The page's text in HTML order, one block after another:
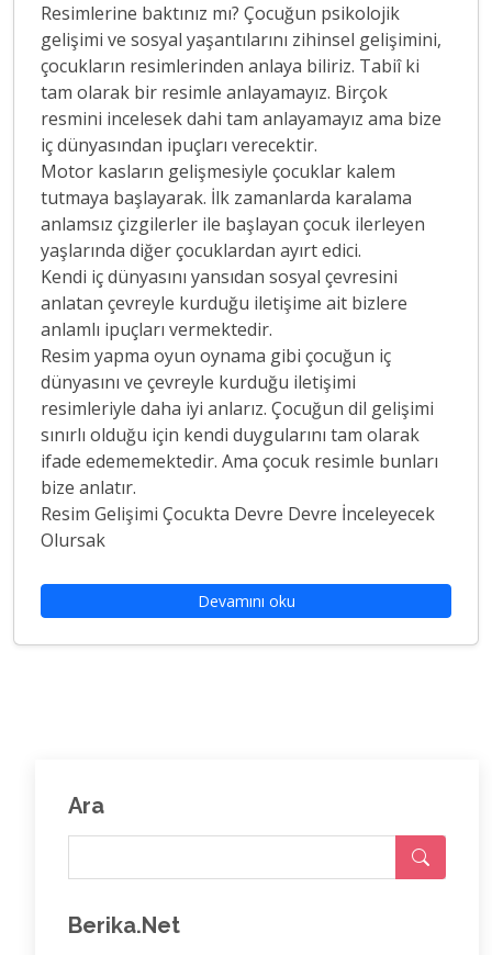
Resimlerine baktınız mı? Çocuğun psikolojik
gelişimi ve sosyal yaşantılarını zihinsel gelişimini,
çocukların resimlerinden anlaya biliriz. Tabiî ki
tam olarak bir resimle anlayamayız. Birçok
resmini incelesek dahi tam anlayamayız ama bize
iç dünyasından ipuçları verecektir.
Motor kasların gelişmesiyle çocuklar kalem
tutmaya başlayarak. İlk zamanlarda karalama
anlamsız çizgilerler ile başlayan çocuk ilerleyen
yaşlarında diğer çocuklardan ayırt edici.
Kendi iç dünyasını yansıdan sosyal çevresini
anlatan çevreyle kurduğu iletişime ait bizlere
anlamlı ipuçları vermektedir.
Resim yapma oyun oynama gibi çocuğun iç
dünyasını ve çevreyle kurduğu iletişimi
resimleriyle daha iyi anlarız. Çocuğun dil gelişimi
sınırlı olduğu için kendi duygularını tam olarak
ifade edememektedir. Ama çocuk resimle bunları
bize anlatır.
Resim Gelişimi Çocukta Devre Devre İnceleyecek
Olursak
Devamını oku
Ara
Berika.Net